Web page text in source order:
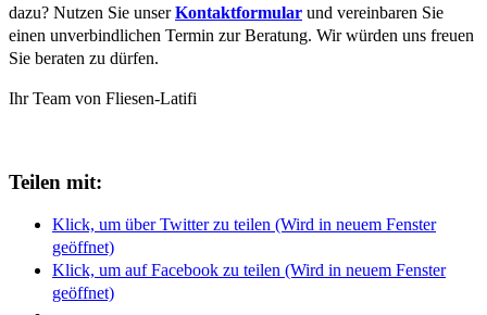
dazu? Nutzen Sie unserKontaktformular und vereinbaren Sie
einen unverbindlichen Termin zur Beratung. Wir würden uns freuen
Sie beraten zu dürfen.
Ihr Team von Fliesen-Latifi
Teilen mit:
Klick, um über Twitter zu teilen (Wird in neuem Fenster
geöffnet)
Klick, um auf Facebook zu teilen (Wird in neuem Fenster
geöffnet)